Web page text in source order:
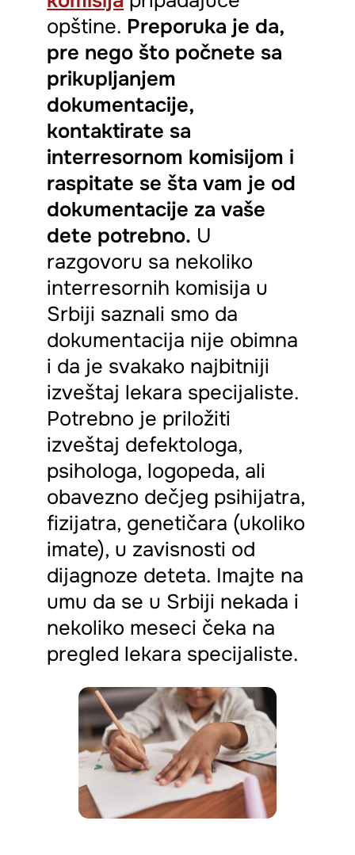
opštine. Preporuka je da,
pre nego što počnete sa
prikupljanjem
dokumentacije,
kontaktirate sa
interresornom komisijom i
raspitate se šta vam je od
dokumentacije za vaše
dete potrebno. U
razgovoru sa nekoliko
interresornih komisija u
Srbiji saznali smo da
dokumentacija nije obimna
i da je svakako najbitniji
izveštaj lekara specijaliste.
Potrebno je priložiti
izveštaj defektologa,
psihologa, logopeda, ali
obavezno dečjeg psihijatra,
fizijatra, genetičara (ukoliko
imate), u zavisnosti od
dijagnoze deteta. Imajte na
umu da se u Srbiji nekada i
nekoliko meseci čeka na
pregled lekara specijaliste.